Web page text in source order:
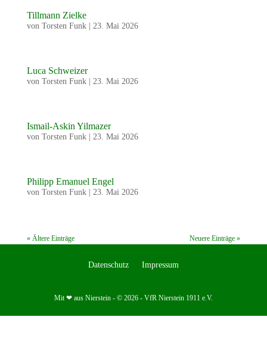
Tillmann Zielke
von Torsten Funk| 23. Mai 2026
Luca Schweizer
von Torsten Funk| 23. Mai 2026
Ismail-Askin Yilmazer
von Torsten Funk| 23. Mai 2026
Philipp Emanuel Engel
von Torsten Funk| 23. Mai 2026
« Ältere Einträge Neuere Einträge »
Datenschutz Impressum
Mit ❤ aus Nierstein - © 2026 - VfR Nierstein 1911 e.V.